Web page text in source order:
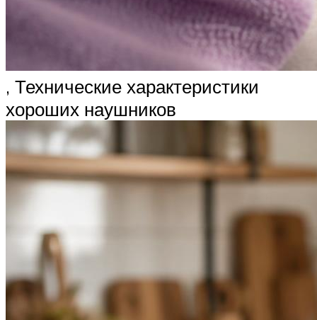
, Технические характеристики
хороших наушников